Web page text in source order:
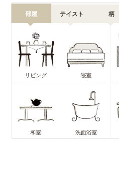
部屋 テイスト 柄
リビング 寝室
和室 洗面浴室